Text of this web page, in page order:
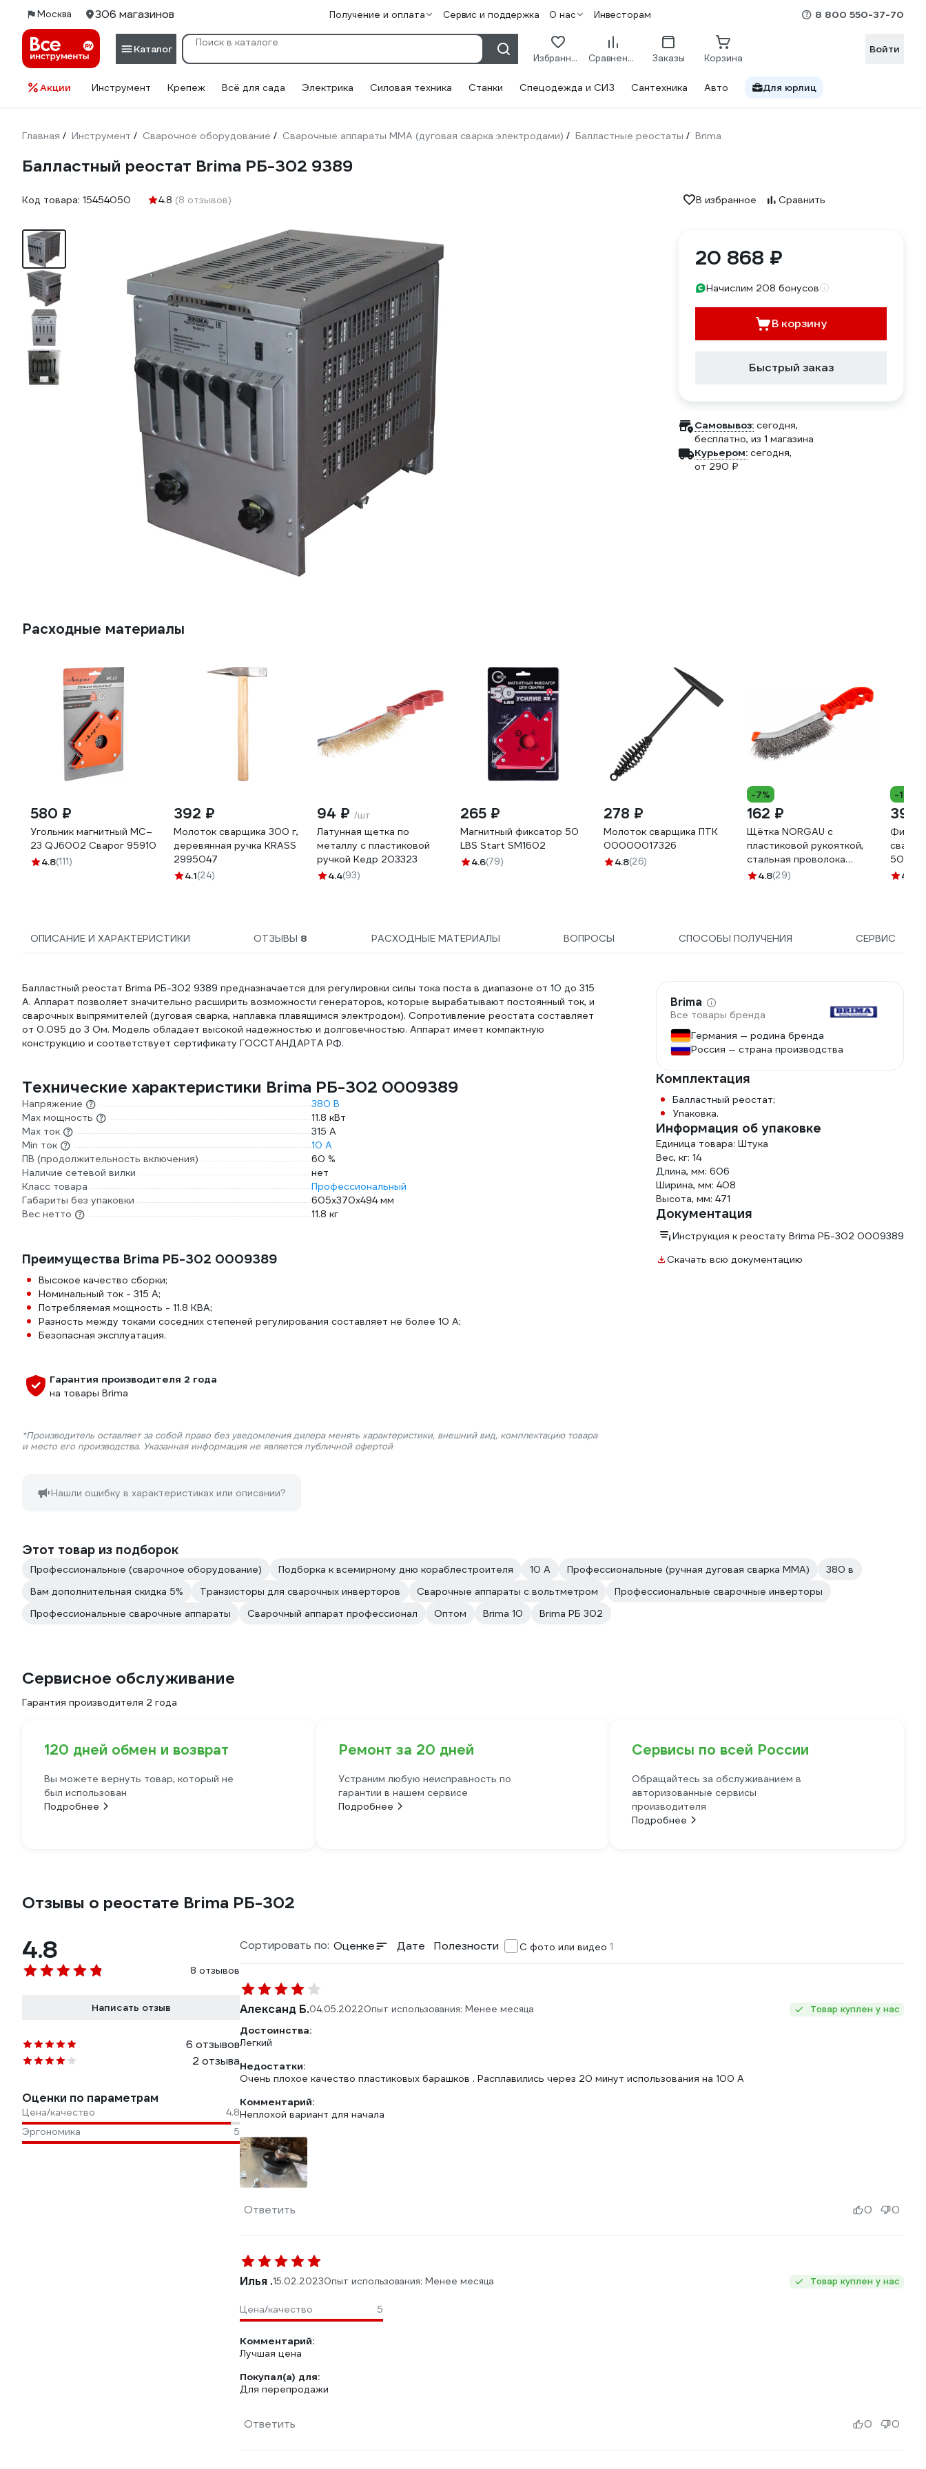
Москва 306 магазинов Получение и оплата Сервис и поддержка О нас Инвесторам 8 800 550-37-70
Каталог
Избранное Сравнение Заказы Корзина
Войти
Акции Инструмент Крепеж Всё для сада Электрика Силовая техника Станки Спецодежда и СИЗ Сантехника Авто Для юрлиц
Главная / Инструмент / Сварочное оборудование / Сварочные аппараты ММА (дуговая сварка электродами) / Балластные реостаты / Brima
Балластный реостат Brima РБ-302 9389
Код товара: 15454050 4.8 (8 отзывов) В избранное Сравнить
20 868 ₽
Начислим 208 бонусов
В корзину
Быстрый заказ
Самовывоз: сегодня,
бесплатно, из 1 магазина
Курьером: сегодня,
от 290 ₽
Расходные материалы
580 ₽
Угольник магнитный МС–
23 QJ6002 Сварог 95910
4.8(111)
392 ₽
Молоток сварщика 300 г,
деревянная ручка KRASS
2995047
4.1(24)
94 ₽ /шт
Латунная щетка по
металлу с пластиковой
ручкой Кедр 203323
4.4(93)
265 ₽
Магнитный фиксатор 50
LBS Start SM1602
4.6(79)
278 ₽
Молоток сварщика ПТК
00000017326
4.8(26)
-7%
162 ₽
Щётка NORGAU с
пластиковой рукояткой,
стальная проволока
087602102
4.8(29)
-12%
395
50 LB
4.2
ОПИСАНИЕ И ХАРАКТЕРИСТИКИ ОТЗЫВЫ 8 РАСХОДНЫЕ МАТЕРИАЛЫ ВОПРОСЫ СПОСОБЫ ПОЛУЧЕНИЯ СЕРВИС
Балластный реостат Brima РБ-302 9389 предназначается для регулировки силы тока поста в диапазоне от 10 до 315
А. Аппарат позволяет значительно расширить возможности генераторов, которые вырабатывают постоянный ток, и
сварочных выпрямителей (дуговая сварка, наплавка плавящимся электродом). Сопротивление реостата составляет
от 0.095 до 3 Ом. Модель обладает высокой надежностью и долговечностью. Аппарат имеет компактную
конструкцию и соответствует сертификату ГОССТАНДАРТА РФ.
Технические характеристики Brima РБ-302 0009389
Напряжение
380 В
Max мощность
11.8 кВт
Max ток
315 А
Min ток
10 А
ПВ (продолжительность включения)
60 %
Наличие сетевой вилки
нет
Класс товара
Профессиональный
Габариты без упаковки
605х370х494 мм
Вес нетто
11.8 кг
Преимущества Brima РБ-302 0009389
Высокое качество сборки;
Номинальный ток - 315 А;
Потребляемая мощность - 11.8 КВА;
Разность между токами соседних степеней регулирования составляет не более 10 А;
Безопасная эксплуатация.
Гарантия производителя 2 года
на товары Brima
*Производитель оставляет за собой право без уведомления дилера менять характеристики, внешний вид, комплектацию товара
и место его производства. Указанная информация не является публичной офертой
Нашли ошибку в характеристиках или описании?
Brima
Все товары бренда
Германия — родина бренда
Россия — страна производства
Комплектация
Балластный реостат;
Упаковка.
Информация об упаковке
Единица товара: Штука
Вес, кг: 14
Длина, мм: 606
Ширина, мм: 408
Высота, мм: 471
Документация
Инструкция к реостату Brima РБ-302 0009389
Скачать всю документацию
Этот товар из подборок
Профессиональные (сварочное оборудование) Подборка к всемирному дню кораблестроителя 10 А Профессиональные (ручная дуговая сварка MMA)
380 в
Вам дополнительная скидка 5%
Транзисторы для сварочных инверторов Сварочные аппараты с вольтметром
Профессиональные сварочные инверторы
Профессиональные сварочные аппараты
Сварочный аппарат профессионал Оптом Brima 10 Brima РБ 302
Сервисное обслуживание
Гарантия производителя 2 года
120 дней обмен и возврат
Вы можете вернуть товар, который не
был использован
Подробнее
Ремонт за 20 дней
Устраним любую неисправность по
гарантии в нашем сервисе
Подробнее
Сервисы по всей России
Обращайтесь за обслуживанием в
авторизованные сервисы
производителя
Подробнее
Отзывы о реостате Brima РБ-302
4.8
8 отзывов
Написать отзыв
6 отзывов
2 отзыва
Оценки по параметрам
Цена/качество
4.8
Эргономика
5
Сортировать по: Оценке Дате Полезности С фото или видео 1
Александ Б.04.05.2022Опыт использования: Менее месяца Товар куплен у нас
Достоинства:
Легкий
Недостатки:
Очень плохое качество пластиковых барашков . Расплавились через 20 минут использования на 100 А
Комментарий:
Неплохой вариант для начала
Ответить 0 0
Илья .15.02.2023Опыт использования: Менее месяца Товар куплен у нас
Цена/качество 5
Комментарий:
Лучшая цена
Покупал(а) для:
Для перепродажи
Ответить 0 0